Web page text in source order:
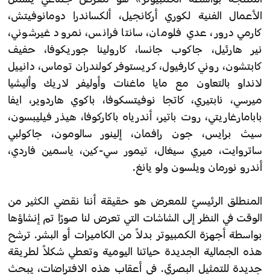
الأعمال الفنية لكوري أركانجيل، ألكساندرا دومانوفيتش،
كارمي درور، عدي فلومان، سانتا فرانس، نمرود غيرشوني،
نير هارئيل، جاكوب جانسا، كارولينا جوريكوفا، حفيف
كابتشون، روني كارفيول، كريستوفر كولندران توماس، دانييل
لانداو بالتعاون مع مايا ماغنات وأوليفر لاريك وأليشيا
ميرسي، نابتيري، كاتجا نوفيتسكوفا، باكوي هاردوير، ايفا
بابامارغاريتي، روت باتير، أندرياه باكاركوفا، هيذر فيليبسون،
سيث برايس، جون رافمان، إلينور سالومون، جاكولبي
ساتروايت، ميري سيغال، تيمور سي-كين، ياسمين فاردي،
أندرو نورمان ويلسون ولو يانغ.
المنطلق الرئيسيّ للمعرض هو حقيقة أننا نقضي الكثير من
الوقت في النظر إلى الشاشات التي تعرض لنا صورًا تم إنشاؤها
بواسطة أجهزة الكمبيوتر بدلاً من الكاميرات أو البشر. ترشح
هذه الجمالية الجديدة حياتنا اليومية وتعطي شكلاً لطريقة
جديدة للتمثيل البصريّ. في أعقاب هذه الافتراضات، يبحث